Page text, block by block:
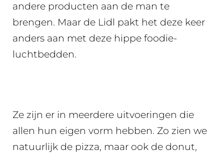
andere producten aan de man te
brengen. Maar de Lidl pakt het deze keer
anders aan met deze hippe foodie-
luchtbedden.
Ze zijn er in meerdere uitvoeringen die
allen hun eigen vorm hebben. Zo zien we
natuurlijk de pizza, maar ook de donut,